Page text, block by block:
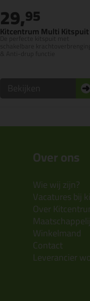
Kitcentrum Multi Kitspuit
De perfecte kitspuit met
29,95
Over ons
Wie wij zijn?
Vacatures bij
Over
Winkelmand
Contact
Leverancier